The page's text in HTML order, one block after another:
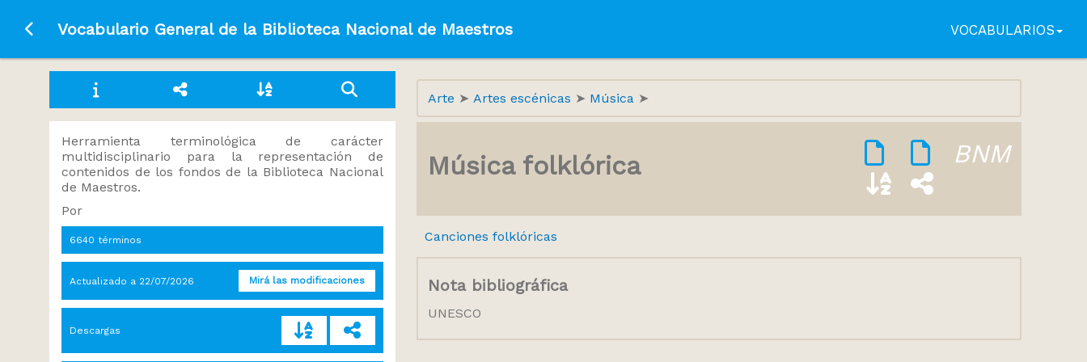
Ir a la página principal
Vocabulario General de la Biblioteca Nacional de Maestros VOCABULARIOS
Herramienta terminológica de carácter
multidisciplinario para la representación de
contenidos de los fondos de la Biblioteca Nacional
de Maestros.
Por
6640 términos
Actualizado a 22/07/2026 Mirá las modificaciones
Descargas
Arte Artes escénicas Música
Música folklórica BNM
Canciones folklóricas
Nota bibliográfica
UNESCO